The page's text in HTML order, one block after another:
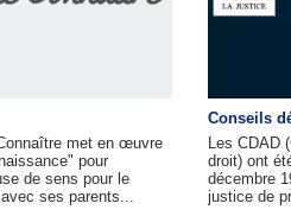
met en œuvre
pour
de sens pour le
ses parents...
Conseils
Les
droit) ont
décembre
justice de